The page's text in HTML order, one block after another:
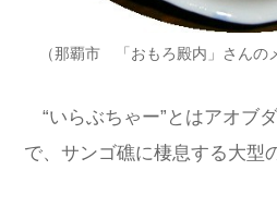
（那覇市 「おもろ殿内」さんの
“いらぶちゃー”とはアオブ
で、サンゴ礁に棲息する大型